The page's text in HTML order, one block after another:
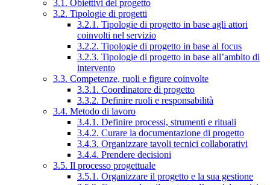
3.1. Obiettivi del progetto
3.2. Tipologie di progetti
3.2.1. Tipologie di progetto in base agli attori
coinvolti nel servizio
3.2.2. Tipologie di progetto in base al focus
3.2.3. Tipologie di progetto in base all’ambito di
intervento
3.3. Competenze, ruoli e figure coinvolte
3.3.1. Coordinatore di progetto
3.3.2. Definire ruoli e responsabilità
3.4. Metodo di lavoro
3.4.1. Definire processi, strumenti e rituali
3.4.2. Curare la documentazione di progetto
3.4.3. Organizzare tavoli tecnici collaborativi
3.4.4. Prendere decisioni
3.5. Il processo progettuale
3.5.1. Organizzare il progetto e la sua gestione